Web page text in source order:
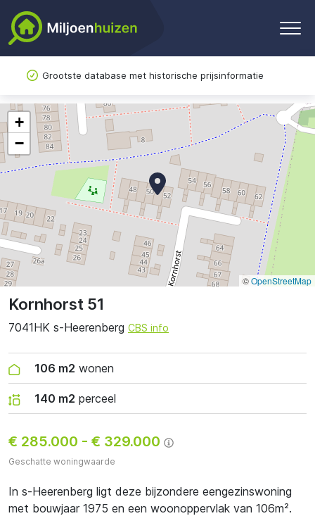
Grootste database met historische prijsinformatie
Kornhorst 51
7041HK s-Heerenberg CBS info
106 m2 wonen
140 m2 perceel
€ 285.000 - € 329.000
Geschatte woningwaarde
In s-Heerenberg ligt deze bijzondere eengezinswoning
met bouwjaar 1975 en een woonoppervlak van 106m².
+
−
©OpenStreetMap